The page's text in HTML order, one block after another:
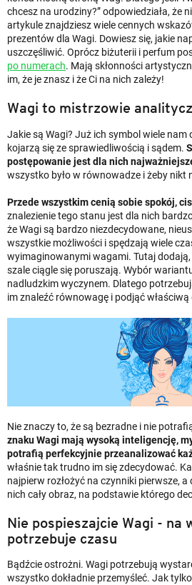
chcesz na urodziny?” odpowiedziała, że
artykule znajdziesz wiele cennych
prezentów dla Wagi. Dowiesz się, jakie
uszczęśliwić. Oprócz biżuterii i perfum
po numerach. Mają skłonności
im, że je znasz i że Ci na nich zależy!
Wagi to mistrzowie
Jakie są Wagi? Już ich symbol wiele nam
kojarzą się ze sprawiedliwością i sądem.
postępowanie jest dla nich
wszystko było w równowadze i żeby nikt
Przede wszystkim cenią sobie spokój,
znalezienie tego stanu jest dla nich
że Wagi są bardzo niezdecydowane,
wszystkie możliwości i spędzają wiele
wyimaginowanymi wagami. Tutaj
szale ciągle się poruszają. Wybór
nadludzkim wyczynem. Dlatego
im znaleźć równowagę i podjąć właściwą
Nie znaczy to, że są bezradne i nie
znaku Wagi mają wysoką inteligencję,
potrafią perfekcyjnie przeanalizować
właśnie tak trudno im się zdecydować.
najpierw rozłożyć na czynniki pierwsze,
nich cały obraz, na podstawie którego
Nie pospieszajcie Wagi - na
potrzebuje czasu
Bądźcie ostrożni. Wagi potrzebują
wszystko dokładnie przemyśleć. Jak